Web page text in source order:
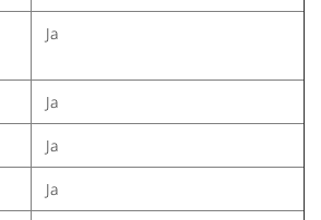
Ja
Ja
Ja
Ja